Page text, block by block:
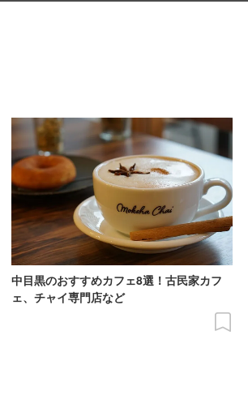
中目黒のおすすめカフェ8選！古民家カフ
ェ、チャイ専門店など